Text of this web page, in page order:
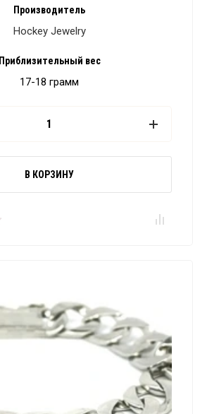
Производитель
Hockey Jewelry
Приблизительный вес
17-18 грамм
В КОРЗИНУ